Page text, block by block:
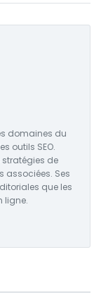
domaines du
outils SEO.
stratégies de
associées. Ses
que les
ligne.